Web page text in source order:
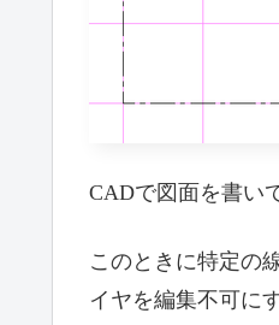
CADで図面を書い
このときに特定の
イヤを編集不可に